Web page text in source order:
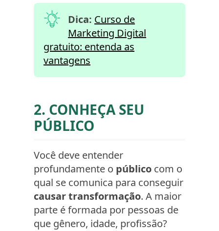
Dica: Curso de
Marketing Digital
gratuito: entenda as
vantagens
2. CONHEÇA SEU
PÚBLICO
Você deve entender
profundamente o público com o
qual se comunica para conseguir
causar transformação. A maior
parte é formada por pessoas de
que gênero, idade, profissão?